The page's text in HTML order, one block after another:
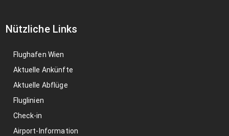
Nützliche Links
Flughafen Wien
Aktuelle Ankünfte
Aktuelle Abflüge
Fluglinien
Check-in
Airport-Information